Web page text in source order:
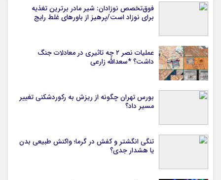
فوق‌تخصص نوزادان: شیر مادر برترین تغذیه
برای نوزاد است/پرهیز از باورهای غلط رایج
عملیات نصر ۲ چه تاثیری در معادلات جنگ
داشت؟ *سعدالله زارعی
بورس تهران چگونه از ریزش به رکوردشکنی تغییر
مسیر داد؟
تنگی انگشتر و کفش در گرما؛ واکنش طبیعی بدن
یا هشدار جدی؟